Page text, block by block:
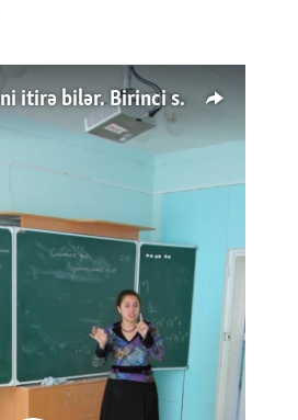
50 min müəllim işini itirə bilər. Birinci sinfə gedənlər azalır